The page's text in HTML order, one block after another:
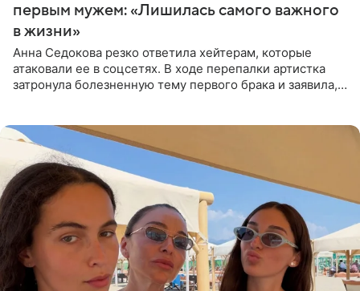
первым мужем: «Лишилась самого важного
в жизни»
Анна Седокова резко ответила хейтерам, которые
атаковали ее в соцсетях. В ходе перепалки артистка
затронула болезненную тему первого брака и заявила,